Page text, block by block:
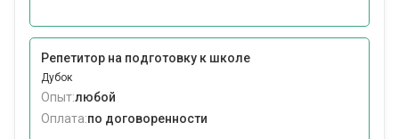
Репетитор на подготовку к школе
Дубок
Опыт:любой
Оплата:по договоренности